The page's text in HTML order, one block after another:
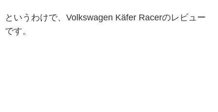
というわけで、Volkswagen Käfer Racerのレビュー
です。